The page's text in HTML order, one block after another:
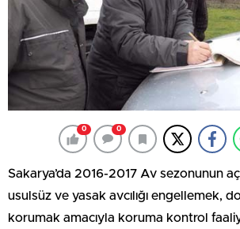
0 0
Sakarya’da 2016-2017 Av sezonunun
usulsüz ve yasak avcılığı engellemek,
korumak amacıyla koruma kontrol